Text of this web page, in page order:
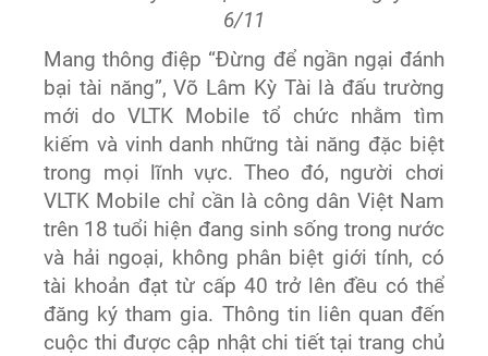
6/11
Mang thông điệp “Đừng để ngần ngại đánh
bại tài năng”, Võ Lâm Kỳ Tài là đấu trường
mới do VLTK Mobile tổ chức nhằm tìm
kiếm và vinh danh những tài năng đặc biệt
trong mọi lĩnh vực. Theo đó, người chơi
VLTK Mobile chỉ cần là công dân Việt Nam
trên 18 tuổi hiện đang sinh sống trong nước
và hải ngoại, không phân biệt giới tính, có
tài khoản đạt từ cấp 40 trở lên đều có thể
đăng ký tham gia. Thông tin liên quan đến
cuộc thi được cập nhật chi tiết tại trang chủ